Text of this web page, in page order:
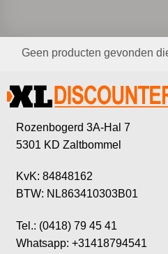
Geen producten gevonden
Rozenbogerd 3A-Hal 7
5301 KD Zaltbommel
KvK: 84848162
BTW: NL863410303B01
Tel.: (0418) 79 45 41
Whatsapp: +31418794541